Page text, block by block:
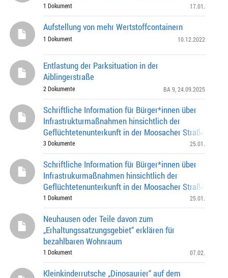
1 Dokument 17.01.
Aufstellung von mehr Wertstoffcontainern
1 Dokument 10.12.2022
Entlastung der Parksituation in der
Aiblingerstraße
2 Dokumente BA 9 , 24.09.2025
Schriftliche Information für Bürger*innen über
Infrastrukturmaßnahmen hinsichtlich der
Geflüchtetenunterkunft in der Moosacher Straße 51
3 Dokumente 25.01.
Schriftliche Information für Bürger*innen über
Infrastrukurmaßnahmen hinsichtlich der
Geflüchtetenunterkunft in der Moosacher Straße 51
1 Dokument 25.01.
Neuhausen oder Teile davon zum
„Erhaltungssatzungsgebiet“ erklären für
bezahlbaren Wohnraum
1 Dokument 07.02.
Kleinkinderrutsche „Dinosaurier“ auf dem